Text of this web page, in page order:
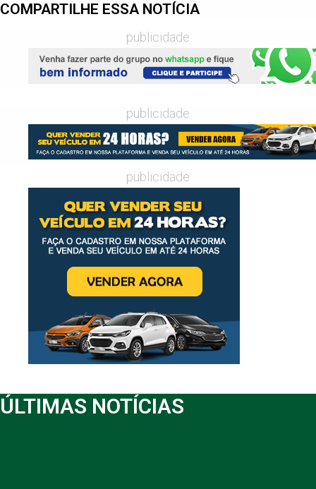
COMPARTILHE ESSA NOTÍCIA
publicidade
publicidade
publicidade
ÚLTIMAS NOTÍCIAS